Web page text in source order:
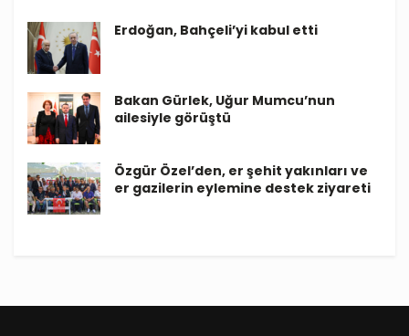
Erdoğan, Bahçeli’yi kabul etti
Bakan Gürlek, Uğur Mumcu’nun
ailesiyle görüştü
Özgür Özel’den, er şehit yakınları ve
er gazilerin eylemine destek ziyareti